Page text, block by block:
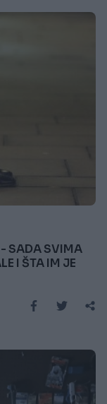
SADA SVIMA
I ŠTA IM JE